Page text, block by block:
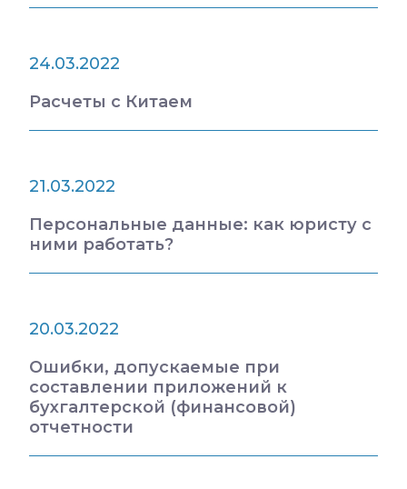
24.03.2022
Расчеты с Китаем
21.03.2022
Персональные данные: как юристу с
ними работать?
20.03.2022
Ошибки, допускаемые при
составлении приложений к
бухгалтерской (финансовой)
отчетности